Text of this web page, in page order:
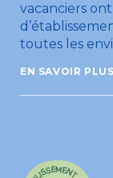
vacanciers
toutes les
EN SAVOIR PLUS